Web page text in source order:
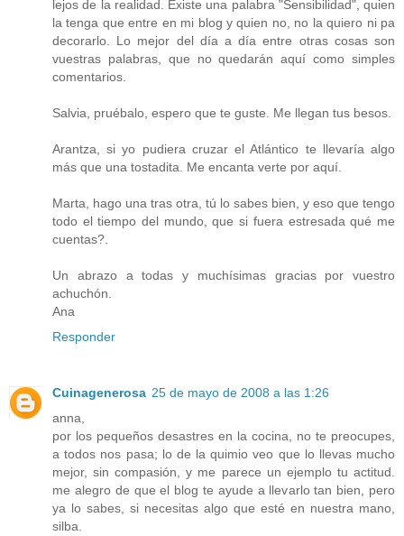
lejos de la realidad. Existe una palabra "Sensibilidad", quien
la tenga que entre en mi blog y quien no, no la quiero ni pa
decorarlo. Lo mejor del día a día entre otras cosas son
vuestras palabras, que no quedarán aquí como simples
comentarios.
Salvia, pruébalo, espero que te guste. Me llegan tus besos.
Arantza, si yo pudiera cruzar el Atlántico te llevaría algo
más que una tostadita. Me encanta verte por aquí.
Marta, hago una tras otra, tú lo sabes bien, y eso que tengo
todo el tiempo del mundo, que si fuera estresada qué me
cuentas?.
Un abrazo a todas y muchísimas gracias por vuestro
achuchón.
Ana
Responder
Cuinagenerosa 25 de mayo de 2008 a las 1:26
anna,
por los pequeños desastres en la cocina, no te preocupes,
a todos nos pasa; lo de la quimio veo que lo llevas mucho
mejor, sin compasión, y me parece un ejemplo tu actitud.
me alegro de que el blog te ayude a llevarlo tan bien, pero
ya lo sabes, si necesitas algo que esté en nuestra mano,
silba.